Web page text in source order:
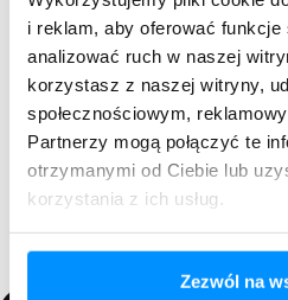
i reklam, aby oferować funkcje
analizować ruch w naszej
korzystasz z naszej witryny,
społecznościowym,
Partnerzy mogą połączyć te
otrzymanymi od Ciebie lub
korzystania z ich usług.
Zezwól na
pojawiającym się po wejściu na
poprzez wybór ustawień po kliknięciu
11. Jeżeli jesteś zainteresowany tym
osobowe, zapoznaj się z Polityką
informujemy również, że niniejsza
okresowej aktualizacji.
12. Niniejsza Polityka Cookies
roku.